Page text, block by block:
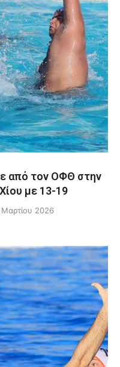
από τον ΟΦΘ στην
με 13-19
2026